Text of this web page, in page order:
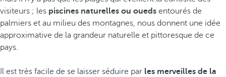
visiteurs ; les piscines naturelles ou oueds entourés de
palmiers et au milieu des montagnes, nous donnent une idée
approximative de la grandeur naturelle et pittoresque de ce
pays.
Il est très facile de se laisser séduire par les merveilles de la